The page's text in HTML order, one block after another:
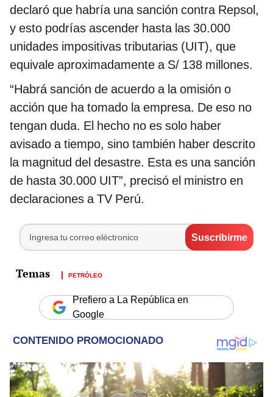
declaró que habría una sanción contra Repsol,
y esto podrías ascender hasta las 30.000
unidades impositivas tributarias (UIT), que
equivale aproximadamente a S/ 138 millones.
“Habrá sanción de acuerdo a la omisión o
acción que ha tomado la empresa. De eso no
tengan duda. El hecho no es solo haber
avisado a tiempo, sino también haber descrito
la magnitud del desastre. Esta es una sanción
de hasta 30.000 UIT”, precisó el ministro en
declaraciones a TV Perú.
PETRÓLEO
Prefiero a La República en
Google